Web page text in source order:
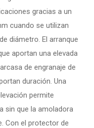
gracias a un
cuando se utilizan
diámetro. El arranque
aportan una elevada
de engranaje de
duración. Una
permite
sin que la amoladora
Con el protector de